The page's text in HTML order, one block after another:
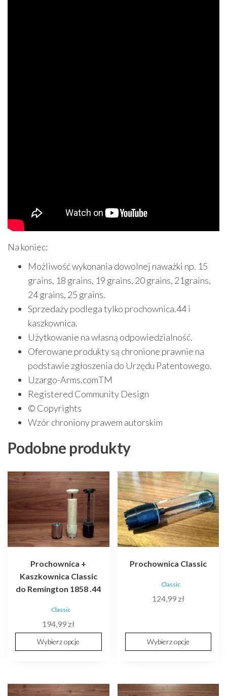
Na koniec:
Możliwość wykonania dowolnej naważki np. 15
grains, 18 grains, 19 grains, 20 grains, 21grains,
24 grains, 25 grains.
Sprzedaży podlega tylko prochownica.44 i
kaszkownica.
Użytkowanie na własną odpowiedzialność.
Oferowane produkty są chronione prawnie na
podstawie zgłoszenia do Urzędu Patentowego.
Uzargo-Arms.comTM
Registered Community Design
© Copyrights
Wzór chroniony prawem autorskim
Podobne produkty
Prochownica +
Kaszkownica Classic
do Remington 1858 .44
Classic
194,99 zł
Wybierz opcje
Ten
produkt
ma
wiele
wariantów.
Opcje
można
wybrać
stronie
Prochownica Classic
Classic
124,99 zł
Wybierz opcje
Ten
produkt
ma
wiele
wariantów.
Opcje
można
wybrać
Ten
Ten